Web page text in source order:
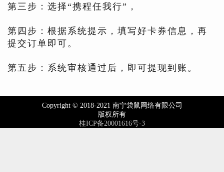
第三步：选择“携程任我行”，
第四步：根据系统提示，填写好卡券信息，再
提交订单即可。
第五步：系统审核通过后，即可提现到账。
Copyright © 2018-2021 南宁袋鼠网络有限公司
版权所有
桂ICP备20001616号-3